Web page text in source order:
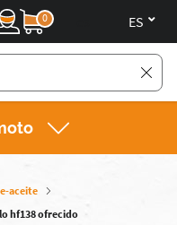
0
aceite
hf138 ofrecido